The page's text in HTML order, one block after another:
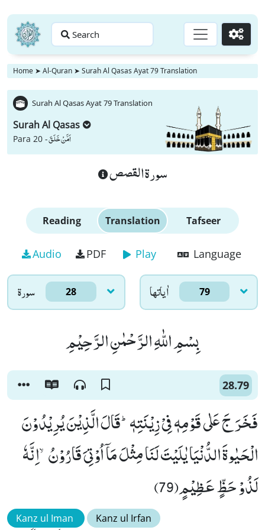
Search Go
Home ➤ Al-Quran ➤ Surah Al Qasas Ayat 79 Translation
Surah Al Qasas Ayat 79 Translation
Surah Al Qasas
Para 20 -اَمَّنْ خَلَقَ
سورة القصص
Reading Translation Tafseer
Audio PDF Play Language
سورۃ 28 اٰياتها 79
بِسْمِ اللّٰهِ الرَّحْمٰنِ الرَّحِیْمِ
28.79
فَخَرَ جَ عَلٰى قَوْمِهٖ فِیْ زِیْنَتِهٖؕ-قَالَ الَّذِیْنَ یُرِیْدُوْنَ
الْحَیٰوةَ الدُّنْیَا یٰلَیْتَ لَنَا مِثْلَ مَاۤ اُوْتِیَ قَارُوْنُۙ-اِنَّهٗ
لَذُوْ حَظٍّ عَظِیْمٍ(79)
Kanz ul Iman Kanz ul Irfan